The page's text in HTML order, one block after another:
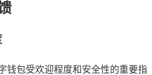
钱包受欢迎程度和安全性的重要指